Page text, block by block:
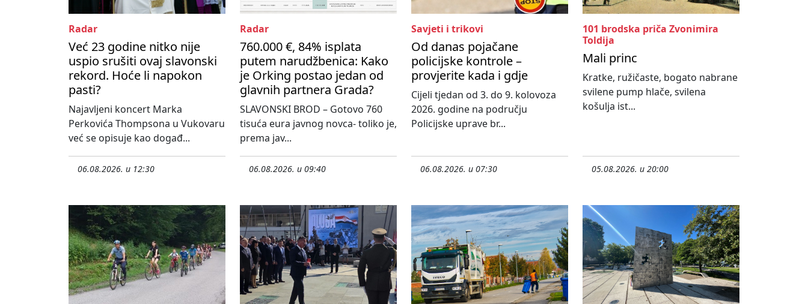
Radar
Već 23 godine nitko nije
uspio srušiti ovaj slavonski
rekord. Hoće li napokon
pasti?
Najavljeni koncert Marka
Perkovića Thompsona u Vukovaru
već se opisuje kao događ...
06.08.2026. u 12:30
Radar
760.000 €, 84% isplata
putem narudžbenica: Kako
je Orking postao jedan od
glavnih partnera Grada?
SLAVONSKI BROD – Gotovo 760
tisuća eura javnog novca- toliko je,
prema jav...
06.08.2026. u 09:40
Savjeti i trikovi
Od danas pojačane
policijske kontrole –
provjerite kada i gdje
Cijeli tjedan od 3. do 9. kolovoza
2026. godine na području
Policijske uprave br...
06.08.2026. u 07:30
101 brodska priča Zvonimira
Toldija
Mali princ
Kratke, ružičaste, bogato nabrane
svilene pump hlače, svilena
košulja ist...
05.08.2026. u 20:00